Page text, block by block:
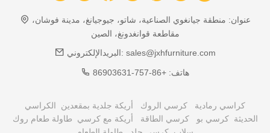
عنوان: منطقة جيانغوي الصناعية، شاتو، جيوجيانغ، مدينة فوشان،
مقاطعة قوانغدونغ، الصين
البريدالإلكتروني: sales@jxhfurniture.com
هاتف: +86-757-86903631
كراسي رمادية كرسي الروك أريكة جلدية بمقعدين
الكراسي
الحديثة كرسي بو كرسي الطاقة أريكة مع كرسي
طاولة طعام روك